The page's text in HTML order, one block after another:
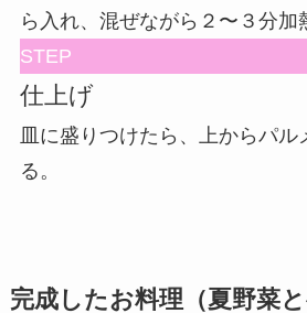
ら入れ、混ぜながら２〜３分加
STEP
仕上げ
皿に盛りつけたら、上からパル
る。
完成したお料理（夏野菜